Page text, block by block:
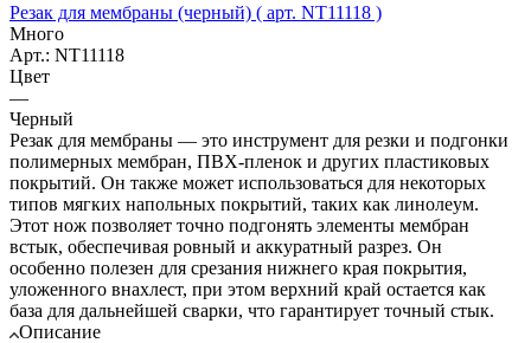
Резак для мембраны (черный) ( арт. NT11118 )
Много
Арт.: NT11118
Цвет
—
Черный
Резак для мембраны — это инструмент для резки и подгонки
полимерных мембран, ПВХ-пленок и других пластиковых
покрытий. Он также может использоваться для некоторых
типов мягких напольных покрытий, таких как линолеум.
Этот нож позволяет точно подгонять элементы мембран
встык, обеспечивая ровный и аккуратный разрез. Он
особенно полезен для срезания нижнего края покрытия,
уложенного внахлест, при этом верхний край остается как
база для дальнейшей сварки, что гарантирует точный стык.
Описание